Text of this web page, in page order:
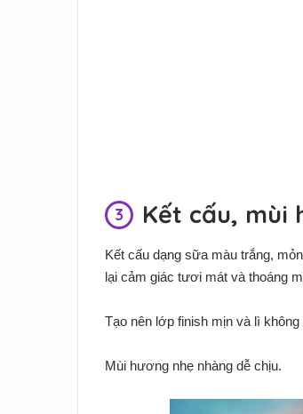
Kết cấu, mùi
Kết cấu dạng sữa màu trắng,
lại cảm giác tươi mát và thoáng
Tạo nên lớp finish mịn và lì
Mùi hương nhẹ nhàng dễ chịu.